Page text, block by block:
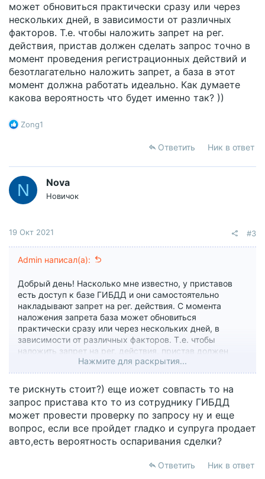
может обновиться практически сразу или через
нескольких дней, в зависимости от различных
факторов. Т.е. чтобы наложить запрет на рег.
действия, пристав должен сделать запрос точно в
момент проведения регистрационных действий и
безотлагательно наложить запрет, а база в этот
момент должна работать идеально. Как думаете
какова вероятность что будет именно так? ))
Р
ц
и
и
Zong1
Ответить Ник в ответ
N Nova
Новичок
19 Окт 2021 #3
Admin написал(а):
Добрый день! Насколько мне известно, у приставов
есть доступ к базе ГИБДД и они самостоятельно
накладывают запрет на рег. действия. С момента
наложения запрета база может обновиться
практически сразу или через нескольких дней, в
зависимости от различных факторов. Т.е. чтобы
наложить запрет на рег. действия, пристав должен
сделать запрос точно в момент проведения
регистрационных действий и безотлагательно
наложить запрет, а база в этот момент должна
работать идеально. Как думаете какова вероятность
что будет именно так? ))
Нажмите для раскрытия...
те рискнуть стоит?) еще иожет совпасть то на
запрос пристава кто то из сотруднику ГИБДД
может провести проверку по запросу ну и еще
вопрос, если все пройдет гладко и супруга продает
авто,есть вероятность оспаривания сделки?
Ответить Ник в ответ